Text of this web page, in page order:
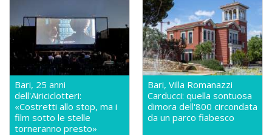
Bari, 25 anni
dell'Airiciclotteri:
«Costretti allo stop, ma i
film sotto le stelle
torneranno presto»
Bari, Villa Romanazzi
Carducci: quella sontuosa
dimora dell'800 circondata
da un parco fiabesco